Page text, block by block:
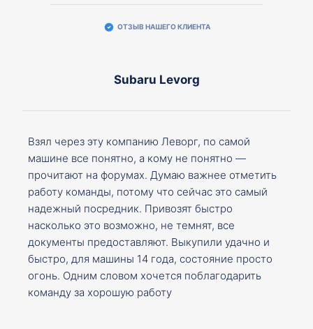
ОТЗЫВ НАШЕГО КЛИЕНТА
Subaru Levorg
Взял через эту компанию Леворг, по самой
машине все понятно, а кому не понятно —
прочитают на форумах. Думаю важнее отметить
работу команды, потому что сейчас это самый
надежный посредник. Привозят быстро
насколько это возможно, не темнят, все
документы предоставляют. Выкупили удачно и
быстро, для машины 14 года, состояние просто
огонь. Одним словом хочется поблагодарить
команду за хорошую работу